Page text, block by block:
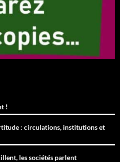
!
: circulations, institutions et
les sociétés parlent